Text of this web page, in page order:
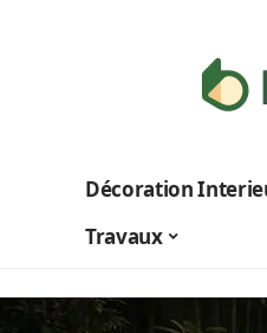
Décoration
Travaux